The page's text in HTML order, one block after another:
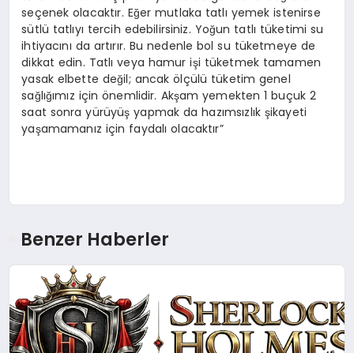
seçenek olacaktır. Eğer mutlaka tatlı yemek istenirse
sütlü tatlıyı tercih edebilirsiniz. Yoğun tatlı tüketimi su
ihtiyacını da artırır. Bu nedenle bol su tüketmeye de
dikkat edin. Tatlı veya hamur işi tüketmek tamamen
yasak elbette değil; ancak ölçülü tüketim genel
sağlığımız için önemlidir. Akşam yemekten 1 buçuk 2
saat sonra yürüyüş yapmak da hazımsızlık şikayeti
yaşamamanız için faydalı olacaktır”
Benzer Haberler